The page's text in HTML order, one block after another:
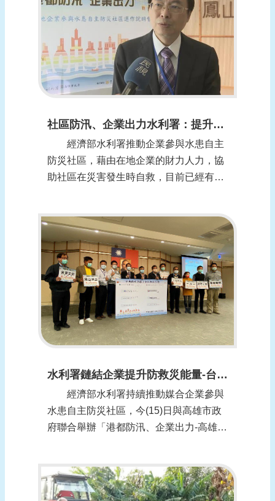
永安滯洪池。 高雄市環保局表...
社區防汛、企業出力水利署：提升防救災能量 (報導日期：1100116)
經濟部水利署推動企業參與水患自主
防災社區，藉由在地企業的財力人力，協
助社區在災害發生時自救，目前已經有45
共同提升救災能量。 面對水災，社區
缺乏資源防災，這時候企業適時的加入，
做為社區的後盾，經濟部水利署從104年
開始推動...
水利署鏈結企業提升防救災能量-台塑導入資源響應 (報導日期：1100115)
經濟部水利署持續推動媒合企業參與
水患自主防災社區，今(15)日與高雄市政
府聯合舉辦「港都防汛、企業出力-高雄市
多在地企業和水患社區合作，挹注企業資
源於社區防災工作，擴增整體防救災量